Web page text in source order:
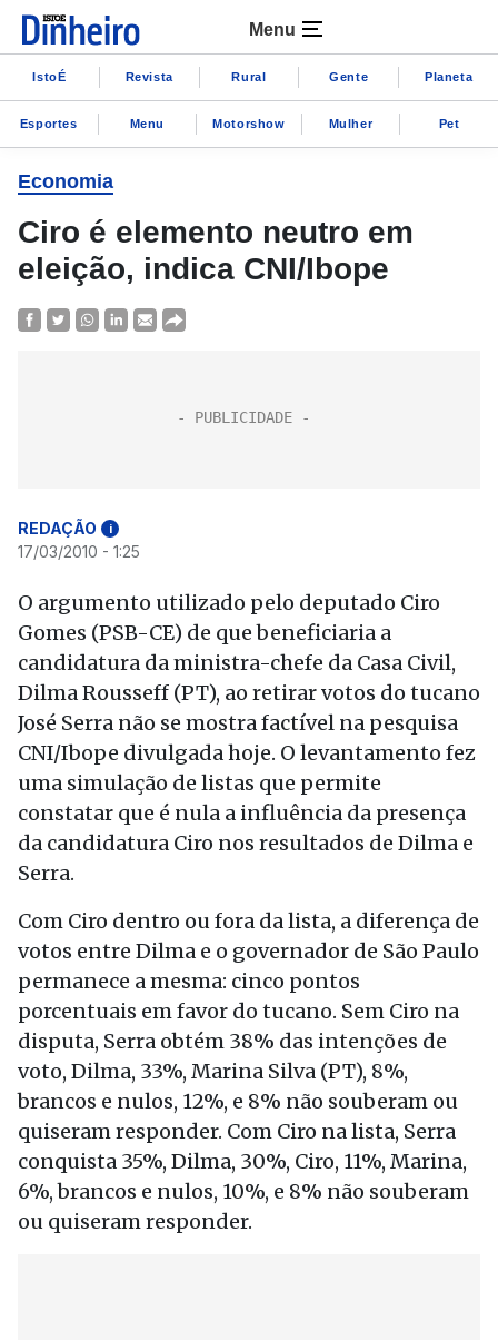
Menu
IstoÉ Revista Rural Gente Planeta
Esportes Menu Motorshow Mulher Pet
Economia
Ciro é elemento neutro em
eleição, indica CNI/Ibope
REDAÇÃO i
17/03/2010 - 1:25
O argumento utilizado pelo deputado Ciro
Gomes (PSB-CE) de que beneficiaria a
candidatura da ministra-chefe da Casa Civil,
Dilma Rousseff (PT), ao retirar votos do tucano
José Serra não se mostra factível na pesquisa
CNI/Ibope divulgada hoje. O levantamento fez
uma simulação de listas que permite
constatar que é nula a influência da presença
da candidatura Ciro nos resultados de Dilma e
Serra.
Com Ciro dentro ou fora da lista, a diferença de
votos entre Dilma e o governador de São Paulo
permanece a mesma: cinco pontos
porcentuais em favor do tucano. Sem Ciro na
disputa, Serra obtém 38% das intenções de
voto, Dilma, 33%, Marina Silva (PT), 8%,
brancos e nulos, 12%, e 8% não souberam ou
quiseram responder. Com Ciro na lista, Serra
conquista 35%, Dilma, 30%, Ciro, 11%, Marina,
6%, brancos e nulos, 10%, e 8% não souberam
ou quiseram responder.